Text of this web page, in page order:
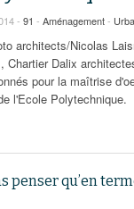
redessinent le marché
16 juillet 2026
Saint-Agne immobilier
résidence à Torcy- 15
- 91 - Aménagement-
architects/Nicolas
Chartier Dalix
pour la maîtrise
l'Ecole Polytechnique.
penser qu’en